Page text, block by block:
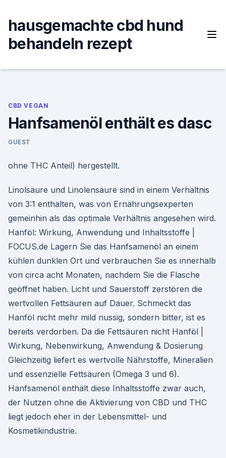
content
hausgemachte cbd hund
behandeln rezept
CBD VEGAN
Hanfsamenöl enthält es dasc
GUEST
ohne THC Anteil) hergestellt.
Linolsäure und Linolensäure sind in einem Verhältnis
von 3:1 enthalten, was von Ernährungsexperten
gemeinhin als das optimale Verhältnis angesehen wird.
Hanföl: Wirkung, Anwendung und Inhaltsstoffe |
FOCUS.de Lagern Sie das Hanfsamenöl an einem
kühlen dunklen Ort und verbrauchen Sie es innerhalb
von circa acht Monaten, nachdem Sie die Flasche
geöffnet haben. Licht und Sauerstoff zerstören die
wertvollen Fettsäuren auf Dauer. Schmeckt das
Hanföl nicht mehr mild nussig, sondern bitter, ist es
bereits verdorben. Da die Fettsäuren nicht Hanföl |
Wirkung, Nebenwirkung, Anwendung & Dosierung
Gleichzeitig liefert es wertvolle Nährstoffe, Mineralien
und essenzielle Fettsäuren (Omega 3 und 6).
Hanfsamenöl enthält diese Inhaltsstoffe zwar auch,
der Nutzen ohne die Aktivierung von CBD und THC
liegt jedoch eher in der Lebensmittel- und
Kosmetikindustrie.